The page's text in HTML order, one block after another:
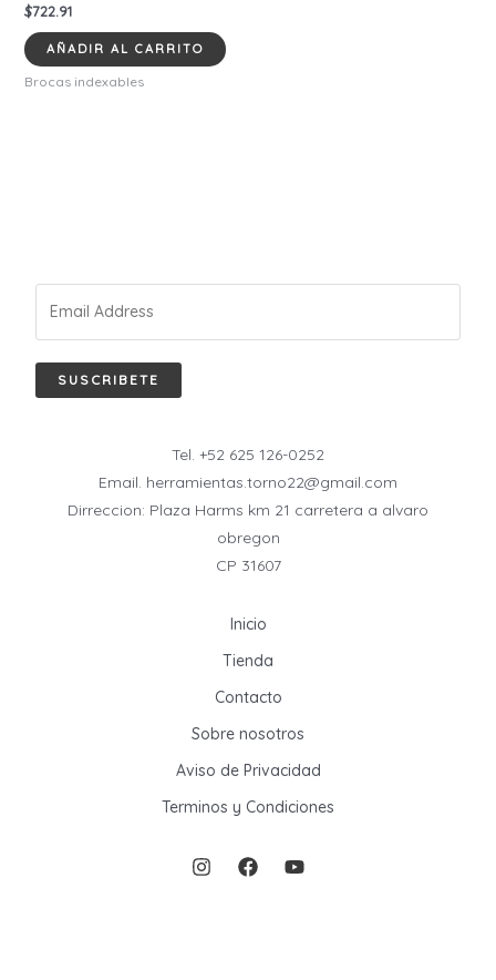
$722.91
AÑADIR AL CARRITO
Brocas indexables
SUSCRIBETE
Tel. +52 625 126-0252
Email. herramientas.torno22@gmail.com
Dirreccion: Plaza Harms km 21 carretera a alvaro
obregon
CP 31607
Inicio
Tienda
Contacto
Sobre nosotros
Aviso de Privacidad
Terminos y Condiciones